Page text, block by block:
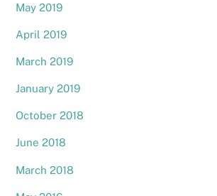
May 2019
April 2019
March 2019
January 2019
October 2018
June 2018
March 2018